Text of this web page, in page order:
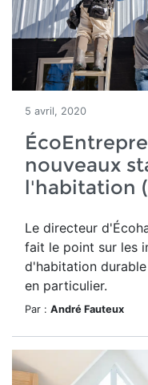
5 avril, 2020
nouveaux
l'habitation
Le directeur
fait le point sur les
d'habitation
en particulier.
Par : André Fauteux